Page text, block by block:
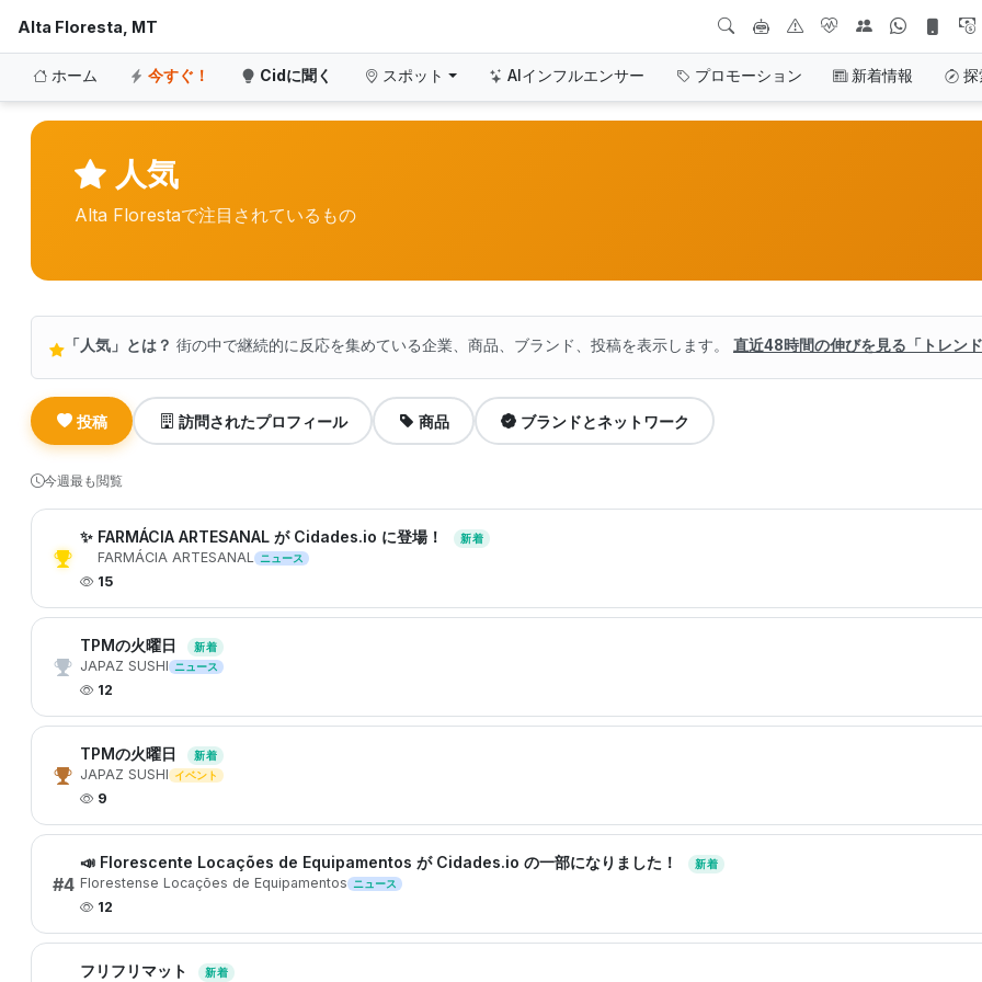
Alta Floresta, MT
ホーム 今すぐ！ Cidに聞く スポット AIインフルエンサー プロモーション 新着情報 探
人気
Alta Florestaで注目されているもの
「人気」とは？ 街の中で継続的に反応を集めている企業、商品、ブランド、投稿を表示します。 直近48時間の伸びを見る「トレン
投稿 訪問されたプロフィール 商品 ブランドとネットワーク
今週最も閲覧
✨ FARMÁCIA ARTESANAL が Cidades.io に登場！ 新着
FARMÁCIA ARTESANAL ニュース
15
TPMの火曜日 新着
JAPAZ SUSHI ニュース
12
TPMの火曜日 新着
JAPAZ SUSHI イベント
9
#4
📣 Florescente Locações de Equipamentos が Cidades.io の一部になりました！ 新着
Florestense Locações de Equipamentos ニュース
12
フリフリマット 新着